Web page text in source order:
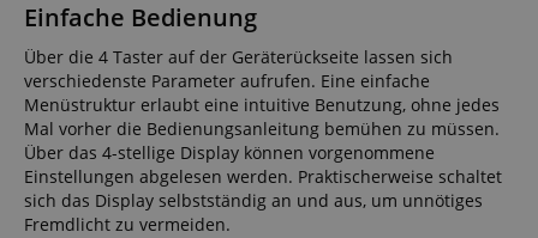
Einfache Bedienung
Über die 4 Taster auf der Geräterückseite lassen sich
verschiedenste Parameter aufrufen. Eine einfache
Menüstruktur erlaubt eine intuitive Benutzung, ohne jedes
Mal vorher die Bedienungsanleitung bemühen zu müssen.
Über das 4-stellige Display können vorgenommene
Einstellungen abgelesen werden. Praktischerweise schaltet
sich das Display selbstständig an und aus, um unnötiges
Fremdlicht zu vermeiden.